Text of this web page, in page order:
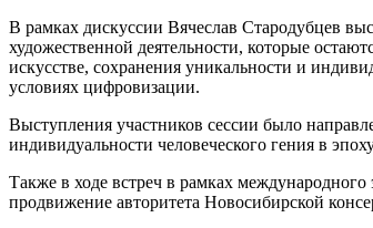
В рамках дискуссии Вячеслав Стародубцев
художественной деятельности, которые
искусстве, сохранения уникальности и
условиях цифровизации.
Выступления участников сессии было
индивидуальности человеческого гения в
Также в ходе встреч в рамках
продвижение авторитета Новосибирской